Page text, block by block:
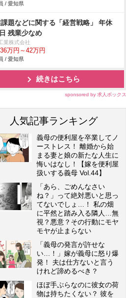
/ 愛知県
題などに関する「経営戦略」 年休
残業少なめ
業株式会社
万円～42万円
/ 愛知県
続きはこちら
sponsored by 求人ボックス
人気記事ランキング
義母の便利屋を卒業してノ
ーストレス！ 離婚から始
まる妻と娘の新たな人生に
悔いはなし！【嫁を便利屋
扱いする義母 Vol.44】
「あら、ごめんなさい
ね？」って絶対悪いと思っ
てないでしょ…！ 私の畑
に平然と踏み入る隣人…無
視？悪意？その行動にモヤ
モヤが止まらない
「義母の発言が許せな
い…！」嫁が義母に怒り爆
発！ 夫は仕方ないと言う
けれど諦めるべき？
ほぼ手ぶらなのに彼女の荷
物は持ちたくない？ 彼を